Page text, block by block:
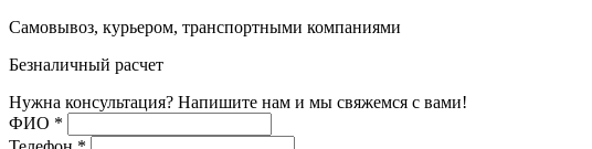
Самовывоз, курьером, транспортными компаниями
Безналичный расчет
Нужна консультация? Напишите нам и мы свяжемся с вами!
ФИО *